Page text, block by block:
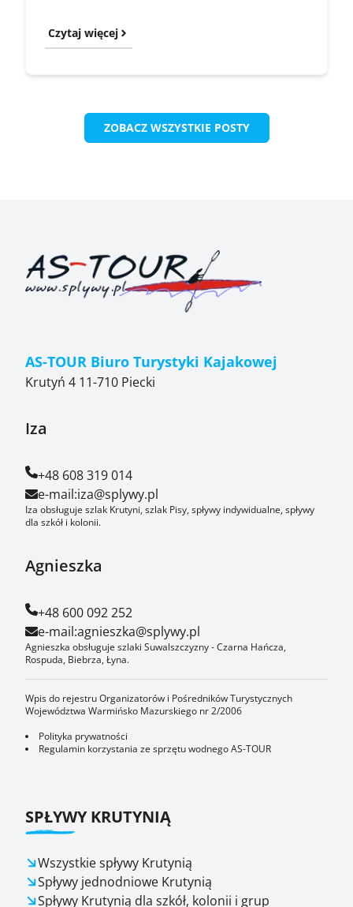
Czytaj więcej
ZOBACZ WSZYSTKIE POSTY
AS-TOUR Biuro Turystyki Kajakowej
Krutyń 4 11-710 Piecki
Iza
+48 608 319 014
e-mail:iza@splywy.pl
Iza obsługuje szlak Krutyni, szlak Pisy, spływy indywidualne, spływy
dla szkół i kolonii.
Agnieszka
+48 600 092 252
e-mail:agnieszka@splywy.pl
Agnieszka obsługuje szlaki Suwalszczyzny - Czarna Hańcza,
Rospuda, Biebrza, Łyna.
Wpis do rejestru Organizatorów i Pośredników Turystycznych
Województwa Warmińsko Mazurskiego nr 2/2006
Polityka prywatności
Regulamin korzystania ze sprzętu wodnego AS-TOUR
SPŁYWY KRUTYNIĄ
Wszystkie spływy Krutynią
Spływy jednodniowe Krutynią
Spływy Krutynią dla szkół, kolonii i grup